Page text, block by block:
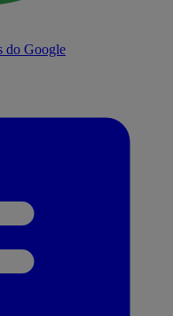
do Google